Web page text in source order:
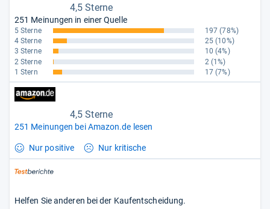
4,5 Sterne
251 Meinungen in einer Quelle
5 Sterne 197 (78%)
4 Sterne
25 (10%)
3 Sterne
10 (4%)
2 Sterne
2 (1%)
1 Stern
17 (7%)
4,5 Sterne
251 Meinungen bei Amazon.de lesen
Nur positive Nur kritische
Helfen Sie anderen bei der Kaufentscheidung.